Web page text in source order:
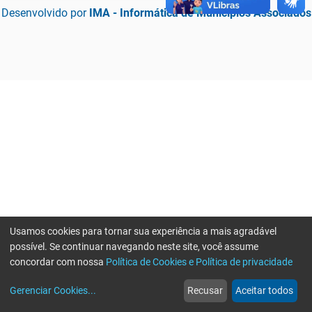
Desenvolvido por IMA - Informática de Municípios Associados
web
Notícias
more_horiz
Mais
Usamos cookies para tornar sua experiência a mais agradável
possível. Se continuar navegando neste site, você assume
concordar com nossa Política de Cookies e Política de privacidade
Gerenciar Cookies... Recusar Aceitar todos
Erro ao enviar informações, por favor tente novamente